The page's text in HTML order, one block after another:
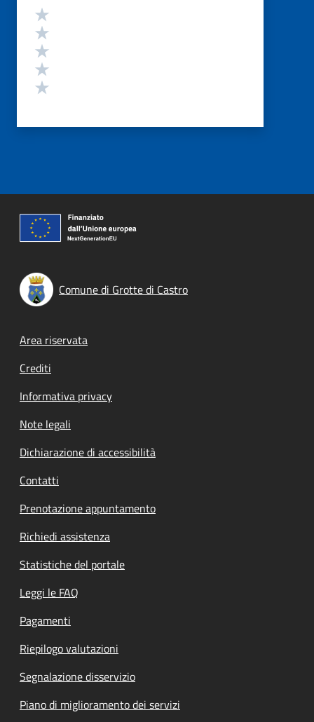
Valutazione
Comune di Grotte di Castro
Footer menu
Area riservata
Crediti
Informativa privacy
Note legali
Dichiarazione di accessibilità
Contatti
Prenotazione appuntamento
Richiedi assistenza
Statistiche del portale
Leggi le FAQ
Pagamenti
Riepilogo valutazioni
Segnalazione disservizio
Piano di miglioramento dei servizi